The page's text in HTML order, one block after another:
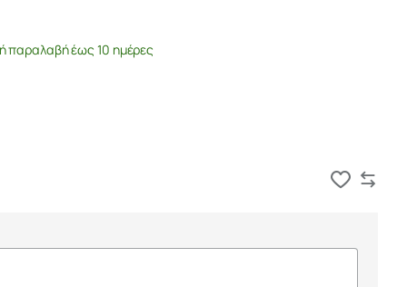
έως 10 ημέρες